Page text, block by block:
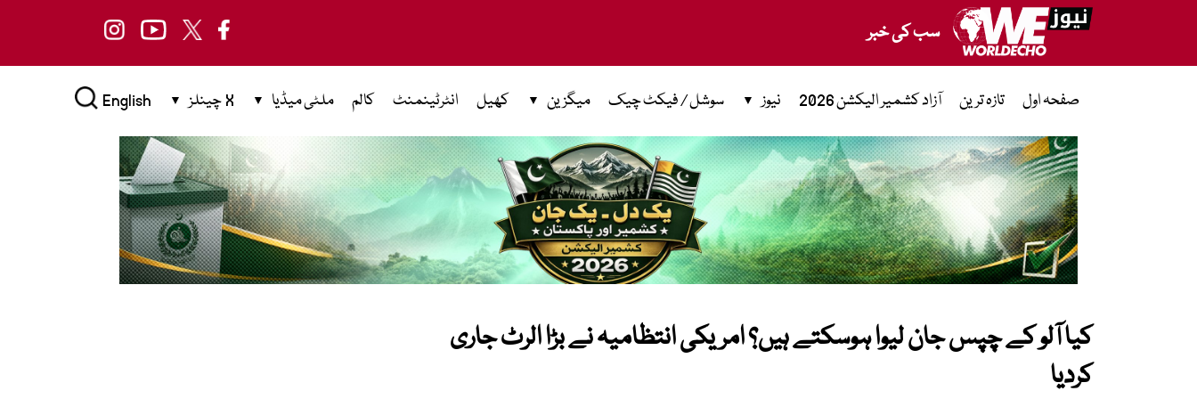
سب کی خبر
صفحہ اول تازہ ترین آزاد کشمیر الیکشن 2026 نیوز سوشل / فیکٹ چیک میگزین کھیل انٹرٹینمنٹ کالم ملٹی میڈیا X چینلز English
کیا آلو کے چپس جان لیوا ہوسکتے ہیں؟ امریکی انتظامیہ نے بڑا الرٹ جاری
کردیا